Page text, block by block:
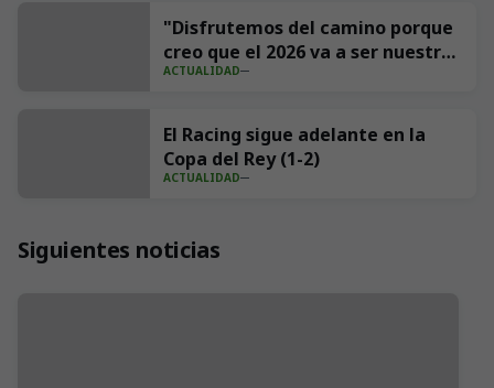
"Disfrutemos del camino porque
creo que el 2026 va a ser nuestro
año"
ACTUALIDAD
El Racing sigue adelante en la
Copa del Rey (1-2)
ACTUALIDAD
Siguientes noticias